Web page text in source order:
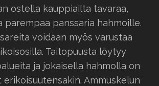
ostella kauppiailta tavaraa,
parempaa panssaria hahmoille.
voidaan myös varustaa
Taitopuusta löytyy
ja jokaisella hahmolla on
erikoisuutensakin. Ammuskelun